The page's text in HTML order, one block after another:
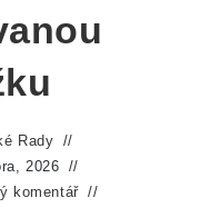
Rady
2026
komentář